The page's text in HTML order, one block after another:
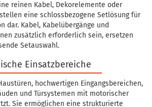
reinen Kabel, Dekorelemente oder
eine schlossbezogene Setlösung für
dar. Kabel, Kabelübergänge und
zusätzlich erforderlich sein, ersetzen
Setauswahl.
Einsatzbereiche
hochwertigen Eingangsbereichen,
und Türsystemen mit motorischer
Sie ermöglichen eine strukturierte